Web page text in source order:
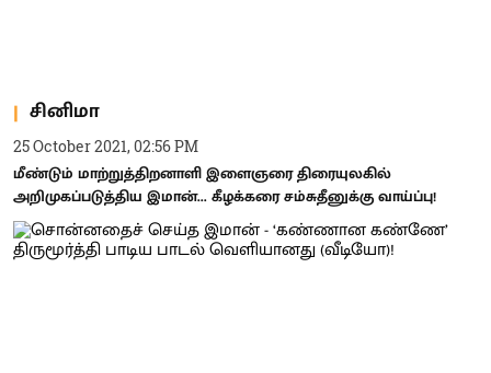
சினிமா
25 October 2021, 02:56 PM
மீண்டும் மாற்றுத்திறனாளி இளைஞரை திரையுலகில்
அறிமுகப்படுத்திய இமான்... கீழக்கரை சம்சுதீனுக்கு வாய்ப்பு!